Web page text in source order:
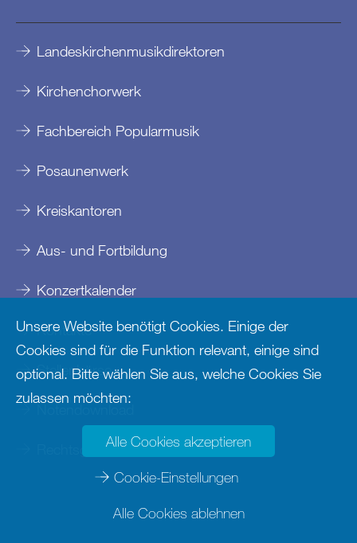
Landeskirchenmusikdirektoren
Kirchenchorwerk
Fachbereich Popularmusik
Posaunenwerk
Kreiskantoren
Aus- und Fortbildung
Konzertkalender
Kontakte
Stellenbörse
Rechtsgrundlagen
Unsere Website benötigt Cookies. Einige der
Cookies sind für die Funktion relevant, einige sind
optional. Bitte wählen Sie aus, welche Cookies Sie
zulassen möchten:
Alle Cookies akzeptieren
Cookie-Einstellungen
Alle Cookies ablehnen